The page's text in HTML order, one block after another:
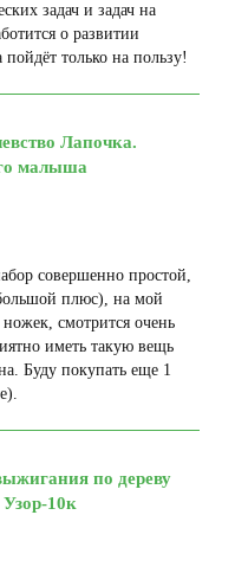
задач и задач на
о развитии
только на пользу!
Лапочка.
малыша
совершенно простой,
плюс), на мой
смотрится очень
иметь такую вещь
Буду покупать еще 1
по дереву
Узор-10к